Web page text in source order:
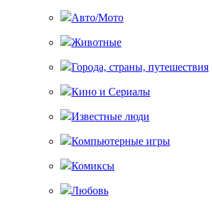
Авто/Мото
Животные
Города, страны, путешествия
Кино и Сериалы
Известные люди
Компьютерные игры
Комиксы
Любовь